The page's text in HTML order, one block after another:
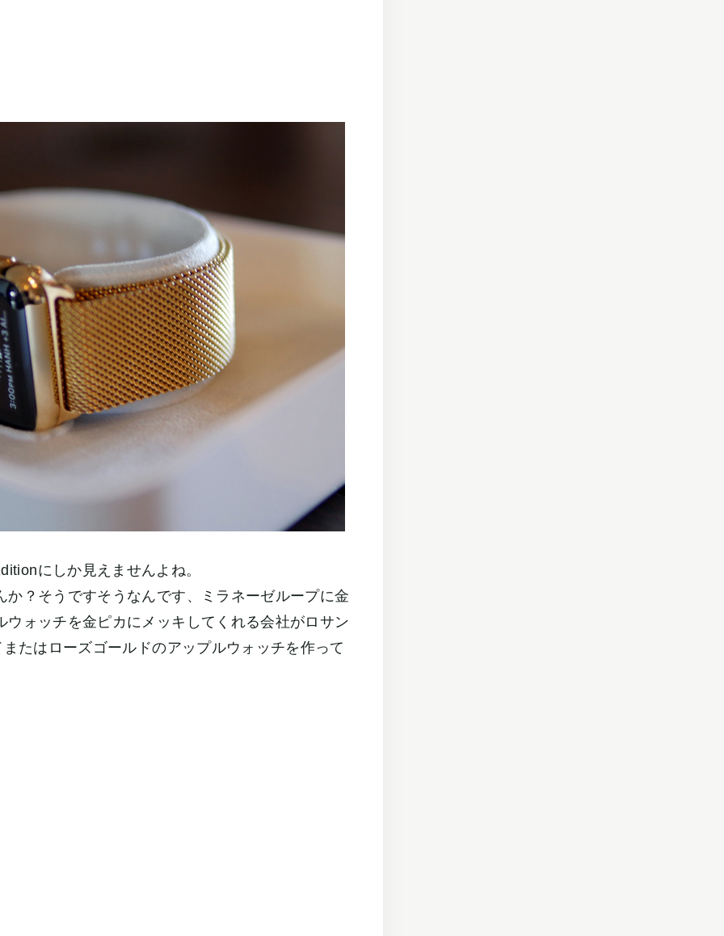
にしか見えませんよね。
？そうですそうなんです、ミラネーゼループに金
ォッチを金ピカにメッキしてくれる会社がロサン
たはローズゴールドのアップルウォッチを作って